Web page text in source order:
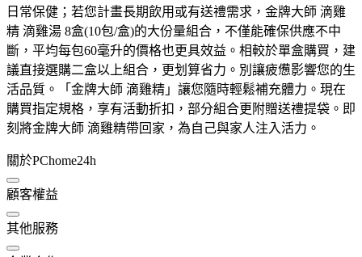
日常保健；若您計畫長期飲用或有送禮需求，金牌大師 滴雞
精 滴雞湯 8盒(10包/盒)的大份量組合，不僅能確保供應不中
斷，平均每包60毫升的價格也更具效益。相較於單盒購買，建
議直接選購二盒以上組合，更划算省力。別讓疲憊影響您的生
活品質。「金牌大師 滴雞精」讓您隨時輕鬆補充體力。現在
購買指定規格，享有活動折扣，部分組合更附贈送禮提袋。即
刻將金牌大師 滴雞精帶回家，為自己與家人注入活力。
關於PChome24h
顧客權益
其他服務